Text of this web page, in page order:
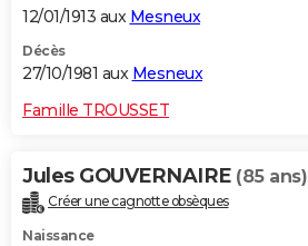
12/01/1913 aux Mesneux
Décès
27/10/1981 aux Mesneux
Famille TROUSSET
Jules GOUVERNAIRE (85 ans)
Créer une cagnotte obsèques
Naissance